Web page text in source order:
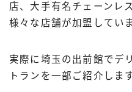
店、大手有名チェーンレ
様々な店舗が加盟していま
実際に埼玉の出前館でデ
トランを一部ご紹介します